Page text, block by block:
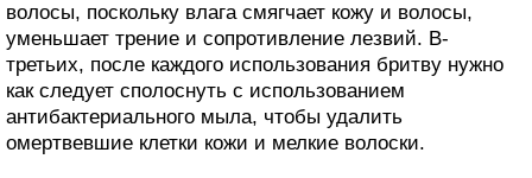
волосы, поскольку влага смягчает кожу и волосы,
уменьшает трение и сопротивление лезвий. В-
третьих, после каждого использования бритву нужно
как следует сполоснуть с использованием
антибактериального мыла, чтобы удалить
омертвевшие клетки кожи и мелкие волоски.